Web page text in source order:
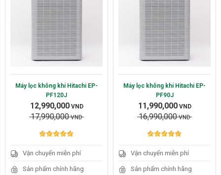
dụng
dụng
Máy lọc không khí Hitachi EP-
PF120J
12,990,000 VND
17,990,000 VND
Vận chuyển miễn phí
Sản phẩm chính hãng
Máy lọc không khí Hitachi EP-
PF90J
11,990,000 VND
16,990,000 VND
Vận chuyển miễn phí
Sản phẩm chính hãng